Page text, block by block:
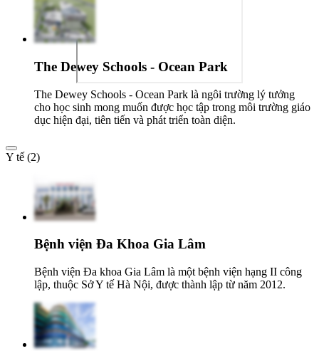
The Dewey Schools - Ocean Park
The Dewey Schools - Ocean Park là ngôi trường lý tưởng
cho học sinh mong muốn được học tập trong môi trường giáo
dục hiện đại, tiên tiến và phát triển toàn diện.
Y tế (2)
Bệnh viện Đa Khoa Gia Lâm
Bệnh viện Đa khoa Gia Lâm là một bệnh viện hạng II công
lập, thuộc Sở Y tế Hà Nội, được thành lập từ năm 2012.